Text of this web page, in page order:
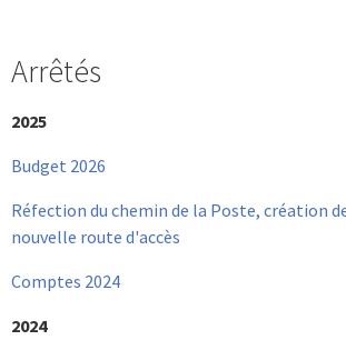
Arrêtés
2025
Budget 2026
Réfection du chemin de la Poste, création
nouvelle route d'accès
Comptes 2024
2024